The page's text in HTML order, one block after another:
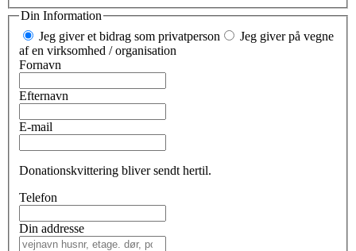
Din Information
Jeg giver et bidrag som privatperson
Jeg giver på vegne
af en virksomhed / organisation
Fornavn
Efternavn
E-mail
Donationskvittering bliver sendt hertil.
Telefon
Din addresse